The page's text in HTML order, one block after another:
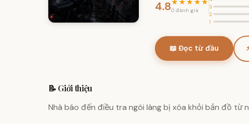
4.8★★★★★
0 đánh giá
3
2
1
📖 Đọc từ đầu
📝 Giới thiệu
Nhà báo đến điều tra ngôi làng bị xóa khỏi bản đồ từ